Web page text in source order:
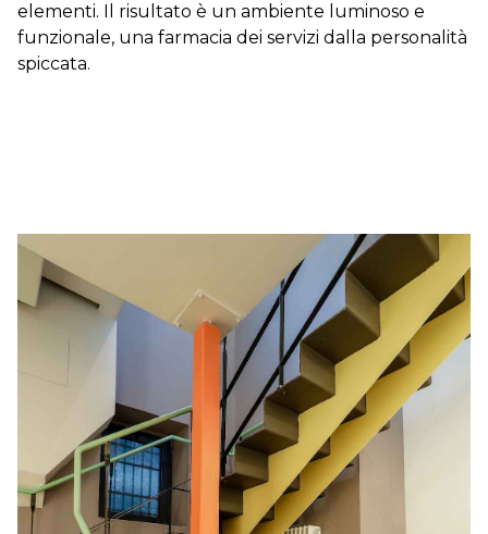
elementi. Il risultato è un ambiente luminoso e
funzionale, una farmacia dei servizi dalla personalità
spiccata.